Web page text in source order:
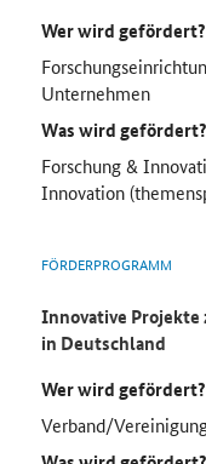
Wer wird
Unternehmen
Was wird
Forschung &
Innovation
FÖRDERPROGRAMM
Innovative Projekte
in Deutschland
Wer wird
Verband/